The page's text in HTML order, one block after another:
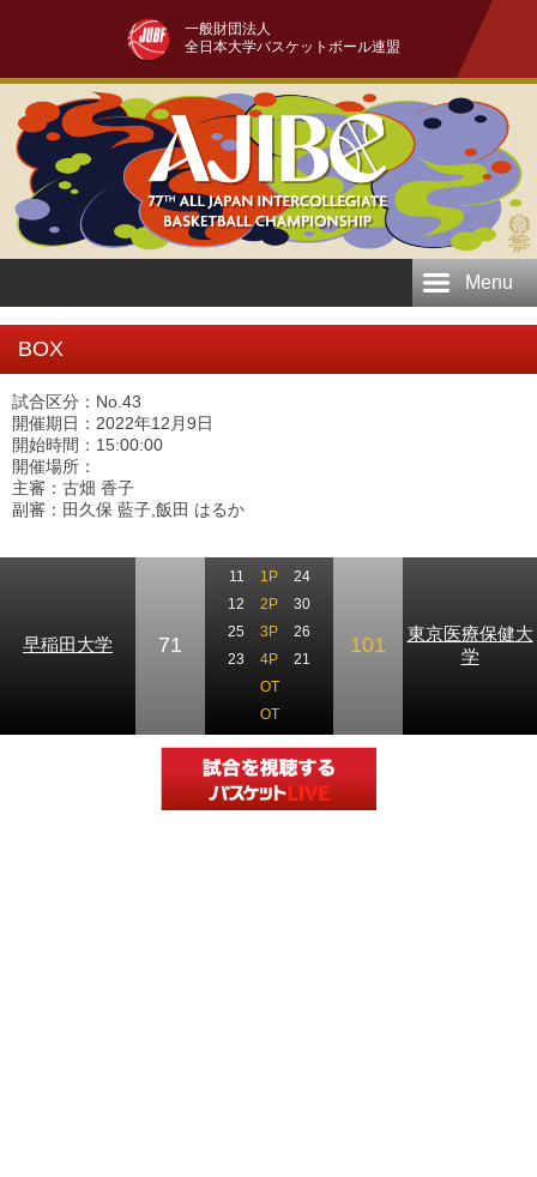
一般財団法人
全日本大学バスケットボール連盟
Menu
BOX
試合区分：No.43
開催期日：2022年12月9日
開始時間：15:00:00
開催場所：
主審：古畑 香子
副審：田久保 藍子,飯田 はるか
早稲田大学 71
11 1P
24
12
2P
30
25
3P
26
23
4P
21
OT
OT
101
東京医療保健大
学